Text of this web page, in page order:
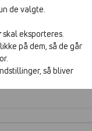
de valgte.
skal eksporteres.
på dem, så de går
så bliver